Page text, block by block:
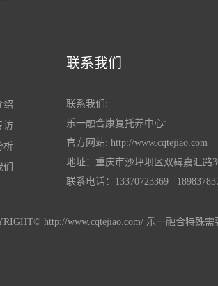
绍
访
析
联系我们
联系我们:
乐一融合康复托养中心:
官方网站: http://www.cqtejiao.com
地址：重庆市沙坪坝区双碑嘉汇路
联系电话：13370723369
http://www.cqtejiao.com/ 乐一融合特殊